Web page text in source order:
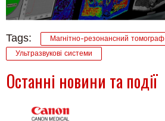
Tags: Магнітно-резонансний томограф
Ультразвукові системи
Останні новини та події